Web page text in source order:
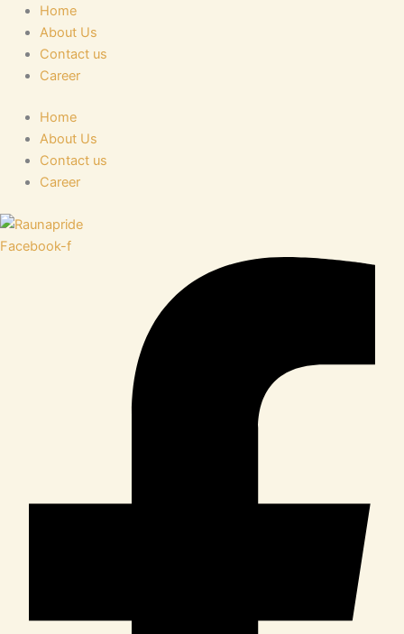
content
Home
About Us
Contact us
Career
Home
About Us
Contact us
Career
Facebook-f